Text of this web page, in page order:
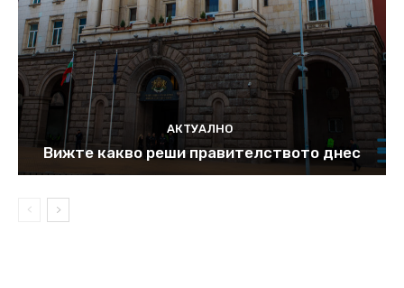
АКТУАЛНО
Вижте какво реши правителството днес